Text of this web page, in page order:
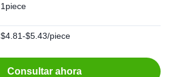
1piece
$4.81-$5.43/piece
Consultar ahora